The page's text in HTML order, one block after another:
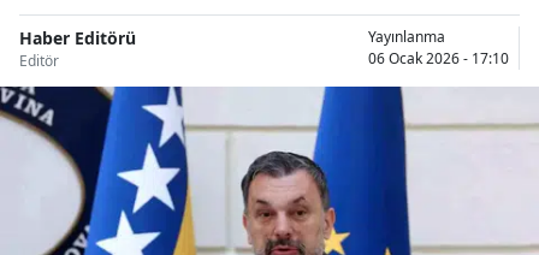
Haber Editörü
Editör
Yayınlanma
06 Ocak 2026 - 17:10